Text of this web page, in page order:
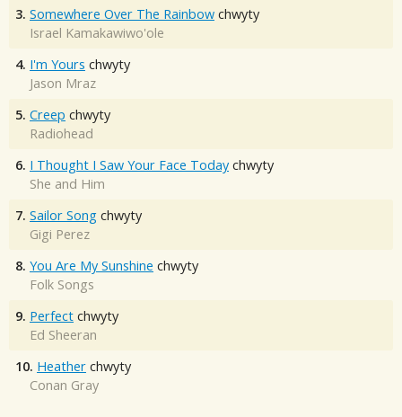
3. Somewhere Over The Rainbow chwyty
Israel Kamakawiwo'ole
4. I'm Yours chwyty
Jason Mraz
5. Creep chwyty
Radiohead
6. I Thought I Saw Your Face Today chwyty
She and Him
7. Sailor Song chwyty
Gigi Perez
8. You Are My Sunshine chwyty
Folk Songs
9. Perfect chwyty
Ed Sheeran
10. Heather chwyty
Conan Gray